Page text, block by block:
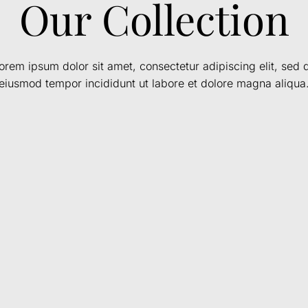
Our Collection
ipsum dolor sit amet, consectetur adipiscing elit, sed
tempor incididunt ut labore et dolore magna